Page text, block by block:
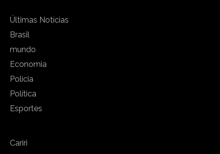
Últimas Notícias
Brasil
mundo
Economia
Polícia
Política
Esportes
Cariri